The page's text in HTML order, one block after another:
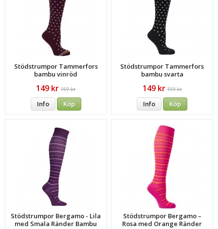
Stödstrumpor Tammerfors
bambu vinröd
149 kr 159 kr
Info Köp
Stödstrumpor Tammerfors
bambu svarta
149 kr 159 kr
Info Köp
Stödstrumpor Bergamo - Lila
med Smala Ränder Bambu
Stödstrumpor Bergamo –
Rosa med Orange Ränder